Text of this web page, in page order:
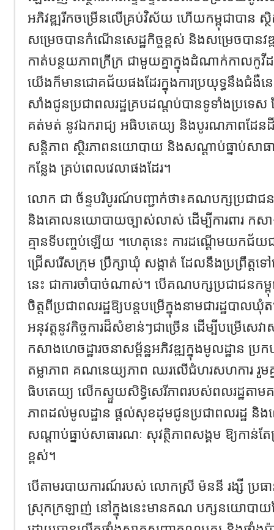
អភិវឌ្ឍរីកចម្រើនលើគ្រប់វិស័យ ហើយកម្ពុជាបាន
សម្រេចបានកំណើនសេដ្ឋកិច្ចខ្ពស់ និងសម្រេចបានវឌ្
កាត់បន្ថយភាពក្រីក្រ ជាមួយគ្នាក្នុងដំណាក់កាល
យើងក៏មានជោគជ័យផងដែរក្នុងការប្រយុទ្ធនឹងជំងឺន
សាំងជូនប្រជាពលរដ្ឋគ្របដណ្តប់បានទូទាំងប្រទេស
គត់មត់ នូវឯករាជ្យ អធិបតេយ្យ និងបូរណភាពដែនដី
សន្តិភាព ស្ថិរភាពនយោបាយ និងសណ្តាប់ធ្នាប់សា
កន្លែង គ្រប់ពេលវេលាផងដែរ។
លោក ជា ច័ន្ទបរិបូរណ៍បញ្ជាក់ថា៖គណបក្សប្រជាជន
និងគោលនយោបាយច្បាស់លាស់ ដើម្បីការពារ កសា
គ្មានទីបញ្ចប់ឡើយ ។ហេតុនេះ ការដណ្តើមយកជ័យជម្
ជ្រើសរើសក្រុម ប្រឹក្សាឃុំ សង្កាត់ ដែលនឹងប្រព្រឹត្តទ
នេះ ជាការចាំបាច់ណាស់។ បើគណបក្សប្រជាជនកម្
ចិត្តពីប្រជាពលរដ្ឋឱ្យបន្តបម្រើក្នុងនាមជារដ្ឋបា
អនុវត្តនូវកិច្ចការដ៏សំខាន់ៗជាច្រើន ដើម្បីបម្រើសេវ
កសាងហេចដ្ឋារចនាសម្ព័ន្ឋអភិវឌ្ឍក្នុងមូលដ្ឋាន
តម្លាភាព គណនេយ្យភាព ឈរលើជំហរសហការ រួមគ្
ធិបតេយ្យ លើកស្ទួយសិទ្ធិសេរីភាពរបស់ពលរដ្ឋតាមគន្
ភាពដល់មូលដ្ឋាន ផ្ដល់សុខដុមជូនប្រជាពលរដ្ឋ និ
សណ្តាប់ធ្នាប់សាធារណៈ សុវត្ថិភាពសង្គម ឱ្យកាន់
ខ្ពស់។
បើតាមរបាយការណ៍របស់ លោកស្រី ម៉ននី រង្សី ប្រធ
ស្រុកក្រឡាញ់ នៅក្នុងនេះមានគណ បក្សនយោបាយដ